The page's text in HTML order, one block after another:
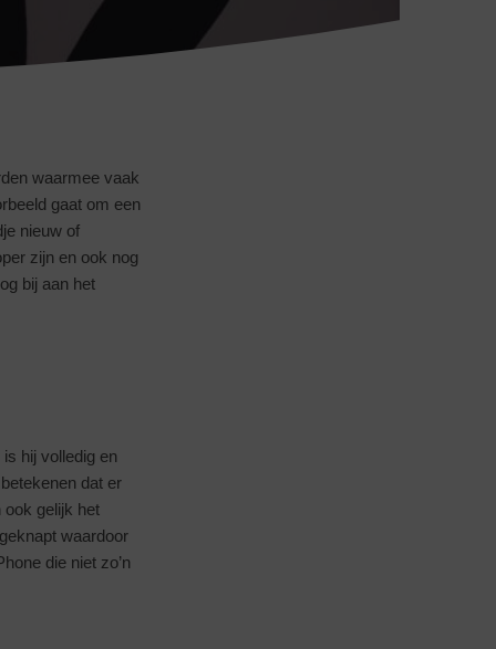
waarmee vaak
gaat om een
nieuw of
zijn en ook nog
bij aan het
hij volledig en
dat er
ook gelijk het
waardoor
die niet zo’n